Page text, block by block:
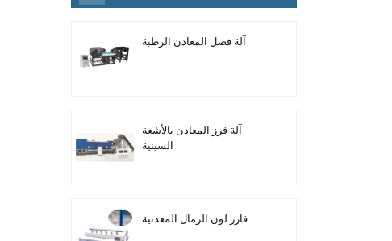
آلة فصل المعادن الرطبة
آلة فرز المعادن بالأشعة
السينية
فارز لون الرمال المعدنية